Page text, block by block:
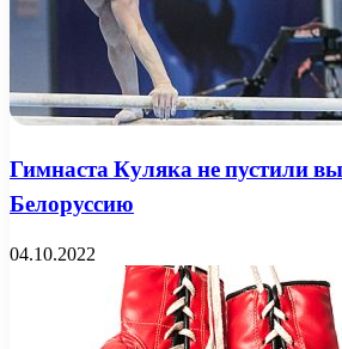
Гимнаста Куляка не пустили
Белоруссию
04.10.2022